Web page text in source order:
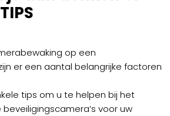
op een
er een aantal belangrijke factoren
tips om u te helpen bij het
voor uw